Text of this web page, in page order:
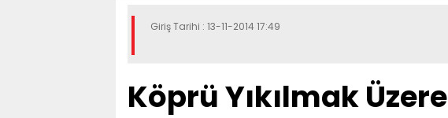
Giriş Tarihi : 13-11-2014 17:49
Köprü Yıkılmak Üzere